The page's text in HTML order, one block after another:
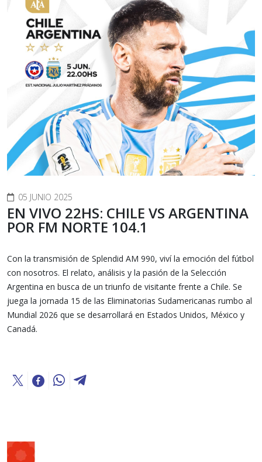
05 JUNIO 2025
EN VIVO 22HS: CHILE VS ARGENTINA
POR FM NORTE 104.1
Con la transmisión de Splendid AM 990, viví la emoción del fútbol
con nosotros. El relato, análisis y la pasión de la Selección
Argentina en busca de un triunfo de visitante frente a Chile. Se
juega la jornada 15 de las Eliminatorias Sudamericanas rumbo al
Mundial 2026 que se desarrollará en Estados Unidos, México y
Canadá.